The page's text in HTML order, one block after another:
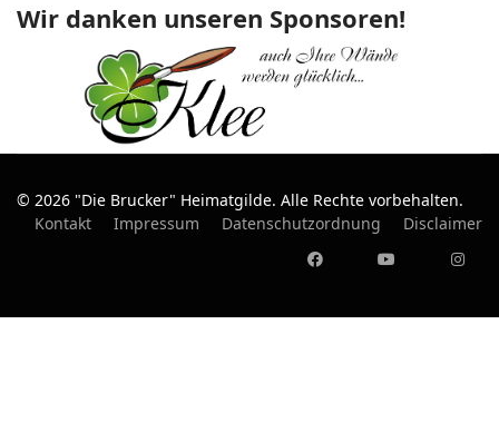
Wir danken unseren Sponsoren!
© 2026 "Die Brucker" Heimatgilde. Alle Rechte vorbehalten.
Kontakt
Impressum Datenschutzordnung Disclaimer